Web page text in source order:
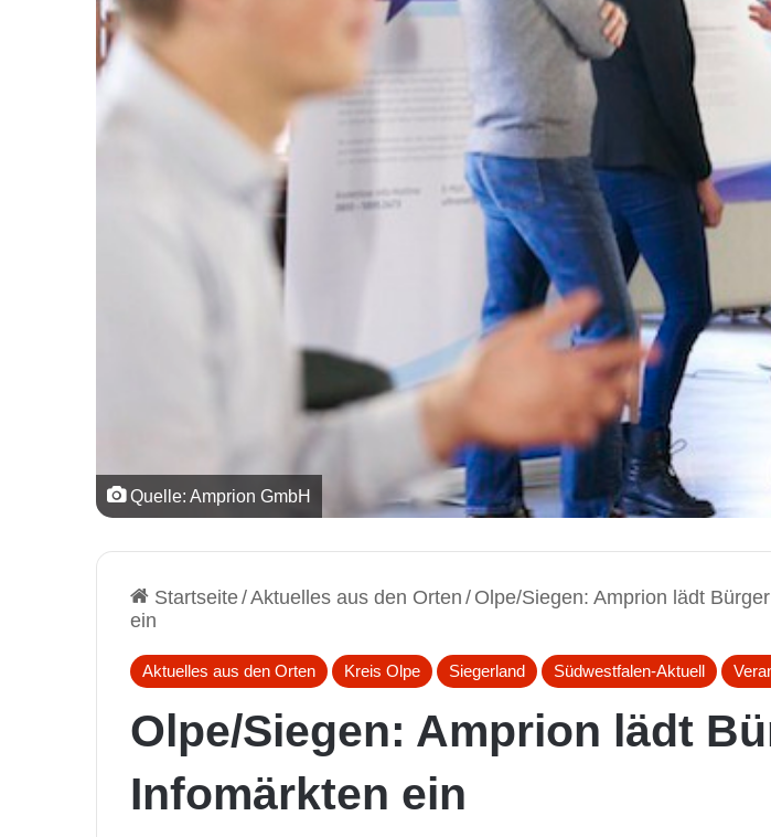
Quelle: Amprion GmbH
Startseite/Aktuelles aus den Orten / Olpe/Siegen: Amprion lädt
ein
Aktuelles aus den Orten Kreis Olpe Siegerland Südwestfalen-Aktuell
Olpe/Siegen: Amprion lädt
Infomärkten ein